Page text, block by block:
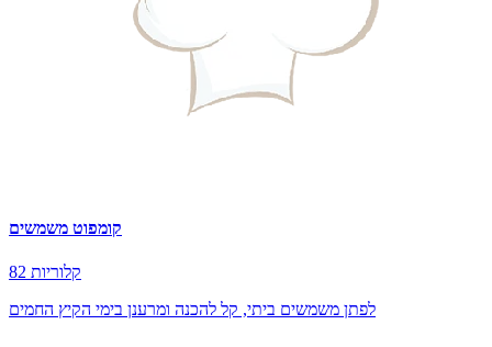
קומפוט משמשים
82 קלוריות
לפתן משמשים ביתי, קל להכנה ומרענן בימי הקיץ החמים